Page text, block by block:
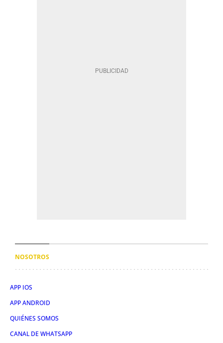
NOSOTROS
APP IOS
APP ANDROID
QUIÉNES SOMOS
CANAL DE WHATSAPP